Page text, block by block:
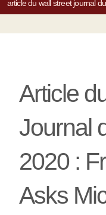
article du wall street journal
Article
Journal
2020 :
Asks